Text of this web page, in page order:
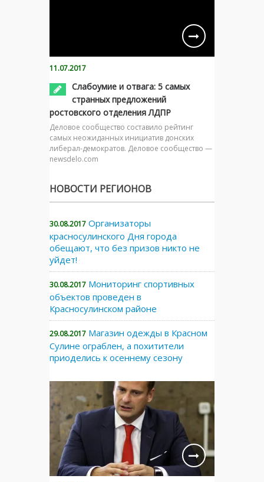
11.07.2017
Слабоумие и отвага: 5 самых
странных предложений
ростовского отделения ЛДПР
Деловое сообщество составило рейтинг
самых неожиданных инициатив донских
либерал-демократов. Деловое сообщество —
newsdelo.com
НОВОСТИ РЕГИОНОВ
30.08.2017 Организаторы
красносулинского Дня города
обещают, что без призов никто не
уйдет!
30.08.2017 Мониторинг спортивных
объектов проведен в
Красносулинском районе
29.08.2017 Магазин одежды в Красном
Сулине ограблен, а похитители
приоделись к осеннему сезону